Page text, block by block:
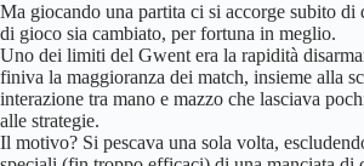
Ma giocando una partita ci si accorge subito di
di gioco sia cambiato, per fortuna in meglio.
Uno dei limiti del Gwent era la rapidità
finiva la maggioranza dei match, insieme alla
interazione tra mano e mazzo che lasciava
alle strategie.
Il motivo? Si pescava una sola volta,